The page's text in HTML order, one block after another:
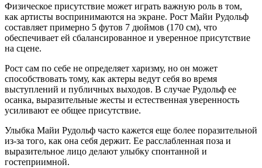
Физическое присутствие может играть важную роль в том,
как артисты воспринимаются на экране. Рост Майи Рудольф
составляет примерно 5 футов 7 дюймов (170 см), что
обеспечивает ей сбалансированное и уверенное присутствие
на сцене.
Рост сам по себе не определяет харизму, но он может
способствовать тому, как актеры ведут себя во время
выступлений и публичных выходов. В случае Рудольф ее
осанка, выразительные жесты и естественная уверенность
усиливают ее общее присутствие.
Улыбка Майи Рудольф часто кажется еще более поразительной
из-за того, как она себя держит. Ее расслабленная поза и
выразительное лицо делают улыбку спонтанной и
гостеприимной.